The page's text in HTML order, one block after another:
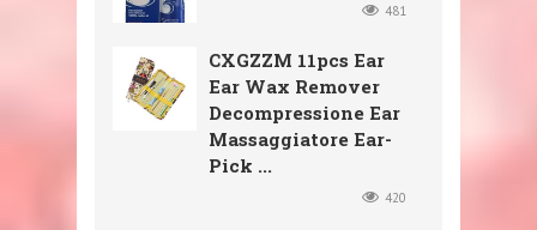
481
CXGZZM 11pcs Ear
Ear Wax Remover
Decompressione Ear
Massaggiatore Ear-
Pick ...
420